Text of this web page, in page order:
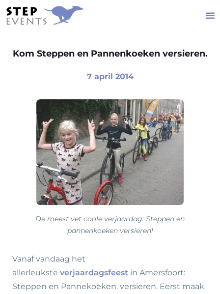
Kom Steppen en Pannenkoeken versieren.
7 april 2014
De meest vet coole verjaardag: Steppen en
pannenkoeken versieren!
Vanaf vandaag het
allerleukste verjaardagsfeest in Amersfoort:
Steppen en Pannekoeken. versieren. Eerst maak